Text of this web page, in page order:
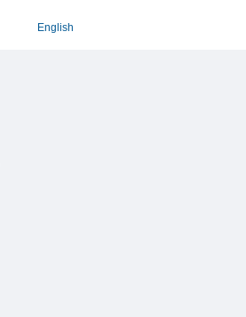
English